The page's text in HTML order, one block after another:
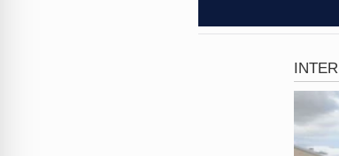
tapa no rosto de
desmaiando
jovem, agredindo-
presenciavam a